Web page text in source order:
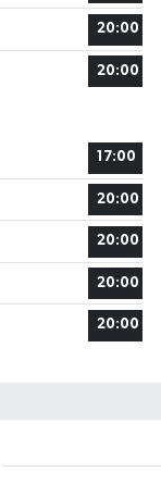
20:00
20:00
17:00
20:00
20:00
20:00
20:00